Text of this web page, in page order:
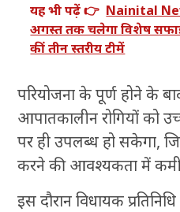
यह भी पढ़ें 👉 Nainital
अगस्त तक चलेगा विशेष
कीं तीन स्तरीय टीमें
परियोजना के पूर्ण होने के
आपातकालीन रोगियों को
पर ही उपलब्ध हो सकेगा,
करने की आवश्यकता में
इस दौरान विधायक